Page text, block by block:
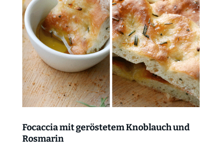
Focaccia mit geröstetem Knoblauch und
Rosmarin